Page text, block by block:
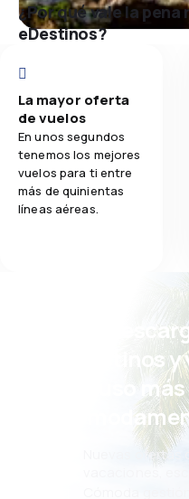
¿Por qué vale la
eDestinos?
La mayor oferta
de vuelos
En unos segundos
tenemos los mejores
vuelos para ti entre
más de quinientas
líneas aéreas.
¡Eh!
eDestinos
incluso más
Nuevas
vacaciones,
Cómoda